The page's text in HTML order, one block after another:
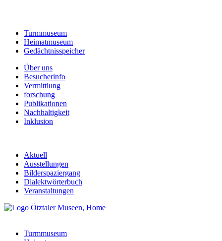
Turmmuseum
Heimatmuseum
Gedächtnisspeicher
Über uns
Besucherinfo
Vermittlung
forschung
Publikationen
Nachhaltigkeit
Inklusion
Aktuell
Ausstellungen
Bilderspaziergang
Dialektwörterbuch
Veranstaltungen
Turmmuseum